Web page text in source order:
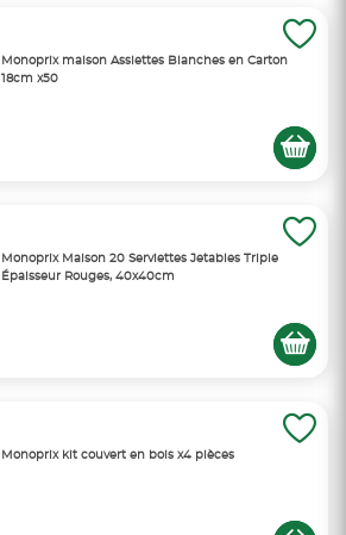
Monoprix maison Assiettes Blanches en Carton
18cm x50
Monoprix Maison 20 Serviettes Jetables Triple
Épaisseur Rouges, 40x40cm
Monoprix kit couvert en bois x4 pièces